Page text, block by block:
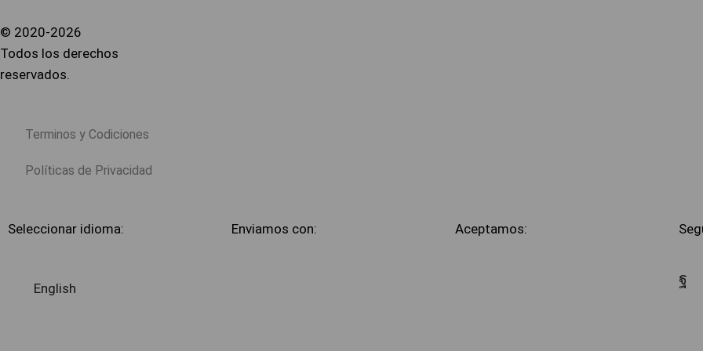
© 2020-2026
Todos los derechos
reservados.
Terminos y Codiciones
Políticas de Privacidad
Seleccionar idioma:
English
Enviamos con: Aceptamos: